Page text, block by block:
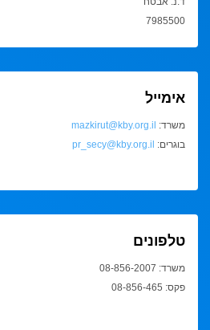
7985500
אימייל
משרד: mazkirut@kby.org.il
בוגרים: pr_secy@kby.org.il
טלפונים
משרד: 08-856-2007
פקס: 08-856-465